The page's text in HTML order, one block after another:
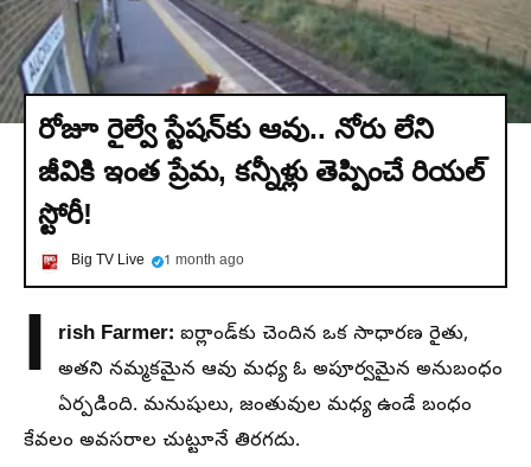
రోజూ రైల్వే స్టేషన్‌కు ఆవు.. నోరు లేని
జీవికి ఇంత ప్రేమ, కన్నీళ్లు తెప్పించే రియల్
స్టోరీ!
Big TV Live 1 month ago
I rish Farmer: ఐర్లాండ్‌కు చెందిన ఒక సాధారణ రైతు,
అతని నమ్మకమైన ఆవు మధ్య ఓ అపూర్వమైన అనుబంధం
ఏర్పడింది. మనుషులు, జంతువుల మధ్య ఉండే బంధం
కేవలం అవసరాల చుట్టూనే తిరగదు.